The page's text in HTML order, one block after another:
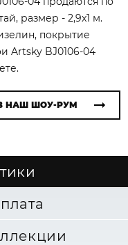
размер - 2,9x1 м.
покрытие
Artsky BJ0106-04
НАШ ШОУ-РУМ